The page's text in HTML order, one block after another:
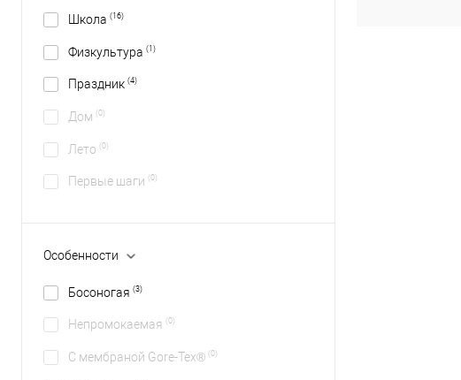
Школа (16)
Физкультура (1)
Праздник (4)
Дом (0)
Лето (0)
Первые шаги (0)
Особенности
Босоногая (3)
Непромокаемая (0)
С мембраной Gore-Tex® (0)